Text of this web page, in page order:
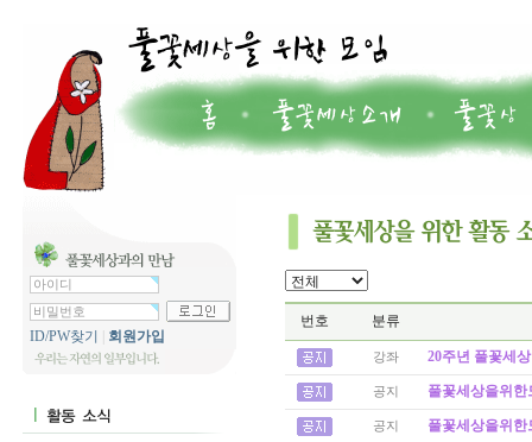
ID/PW찾기 회원가입
번호 분류
강좌 20주년 풀꽃세
공지 풀꽃세상을위
공지 풀꽃세상을위